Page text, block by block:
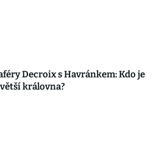
Decroix s Havránkem: Kdo je
královna?